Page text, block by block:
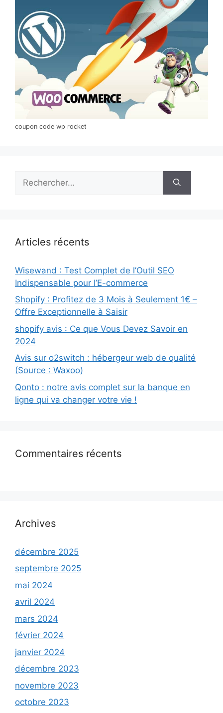
coupon code wp rocket
Articles récents
Wisewand : Test Complet de l’Outil SEO
Indispensable pour l’E-commerce
Shopify : Profitez de 3 Mois à Seulement 1€ –
Offre Exceptionnelle à Saisir
shopify avis : Ce que Vous Devez Savoir en
2024
Avis sur o2switch : hébergeur web de qualité
(Source : Waxoo)
Qonto : notre avis complet sur la banque en
ligne qui va changer votre vie !
Commentaires récents
Archives
décembre 2025
septembre 2025
mai 2024
avril 2024
mars 2024
février 2024
janvier 2024
décembre 2023
novembre 2023
octobre 2023